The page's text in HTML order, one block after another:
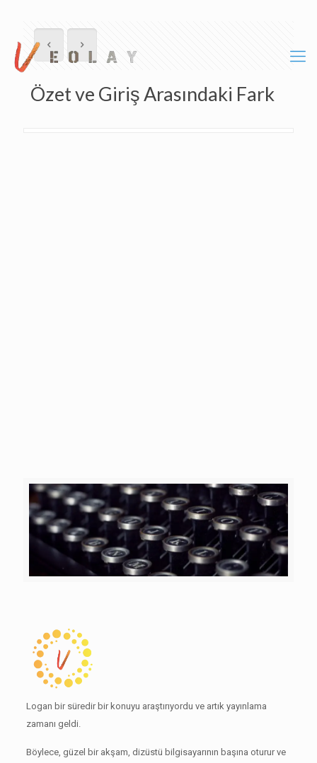
Özet ve Giriş Arasındaki Fark
Logan bir süredir bir konuyu araştırıyordu ve artık yayınlama
zamanı geldi.
Böylece, güzel bir akşam, dizüstü bilgisayarının başına oturur ve